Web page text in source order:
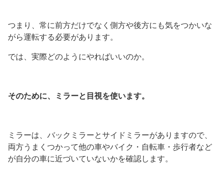
つまり、常に前方だけでなく側方や後方にも気をつかいな
がら運転する必要があります。
では、実際どのようにやればいいのか。
そのために、ミラーと目視を使います。
ミラーは、バックミラーとサイドミラーがありますので、
両方うまくつかって他の車やバイク・自転車・歩行者など
が自分の車に近づいていないかを確認します。